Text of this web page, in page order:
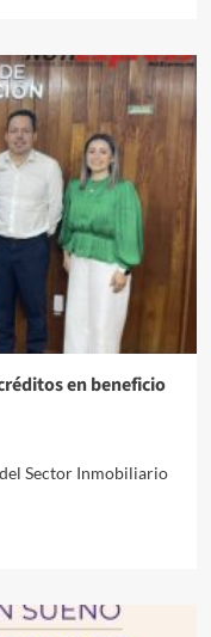
en beneficio
Sector Inmobiliario